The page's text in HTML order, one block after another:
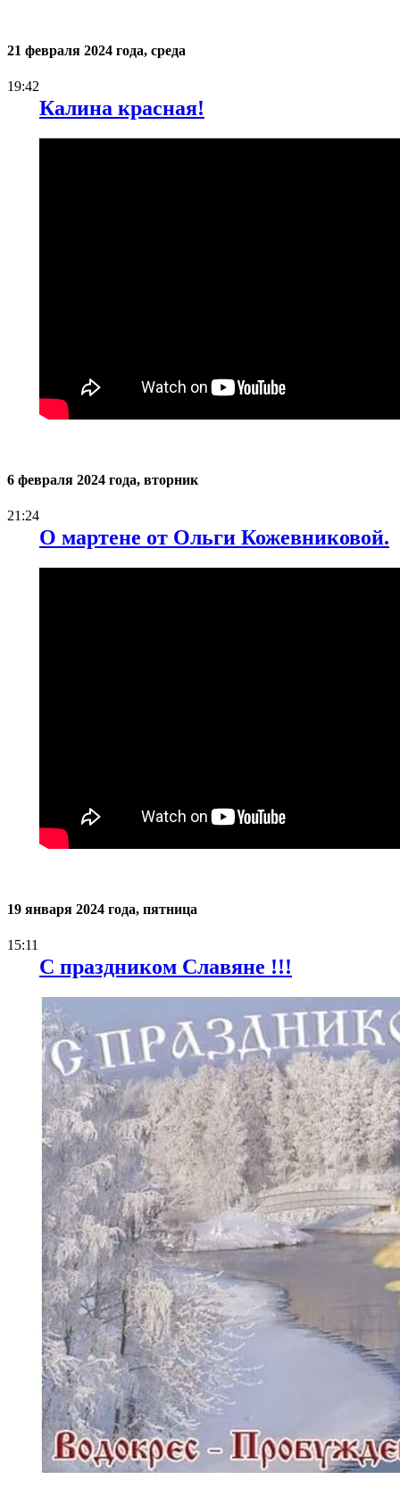
21 февраля 2024 года, среда
19:42
Калина красная!
6 февраля 2024 года, вторник
21:24
О мартене от Ольги Кожевниковой.
19 января 2024 года, пятница
15:11
С праздником Славяне !!!